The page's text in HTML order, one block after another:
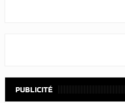
PUBLICITÉ